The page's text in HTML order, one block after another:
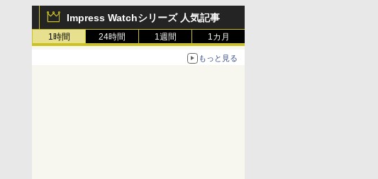
Impress Watchシリーズ 人気記事
1時間 24時間 1週間 1カ月
もっと見る